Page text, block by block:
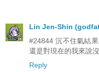
Lin Jen-Shin
#24844 沉不住氣結
還是對現在的我來說
Reply